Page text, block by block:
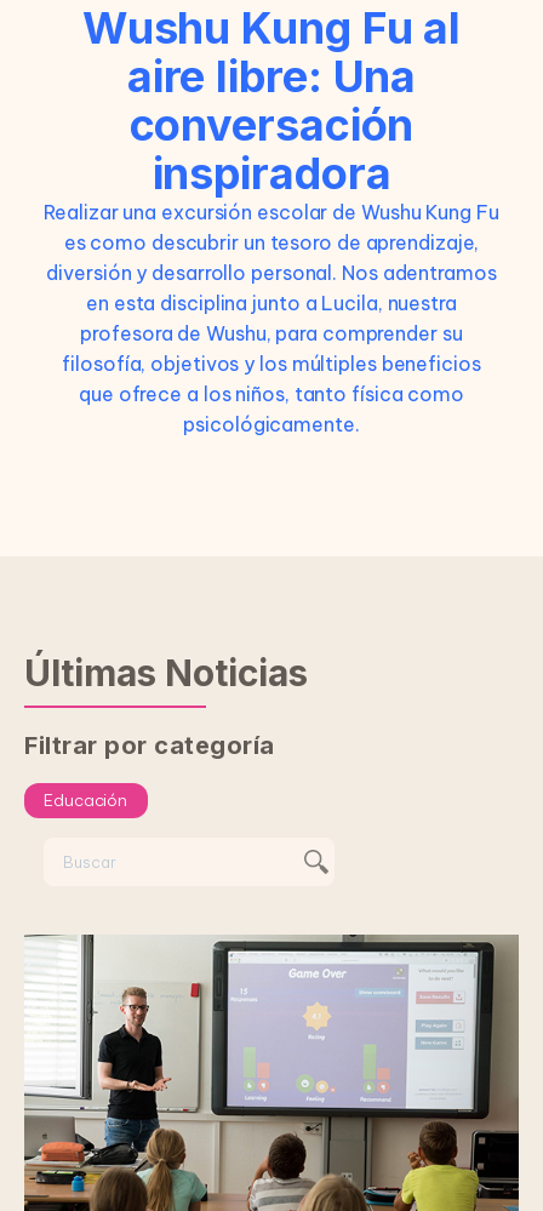
Wushu Kung Fu al
aire libre: Una
conversación
inspiradora
Realizar una excursión escolar de Wushu Kung Fu
es como descubrir un tesoro de aprendizaje,
diversión y desarrollo personal. Nos adentramos
en esta disciplina junto a Lucila, nuestra
profesora de Wushu, para comprender su
filosofía, objetivos y los múltiples beneficios
que ofrece a los niños, tanto física como
psicológicamente.
Últimas Noticias
Filtrar por categoría
Educación